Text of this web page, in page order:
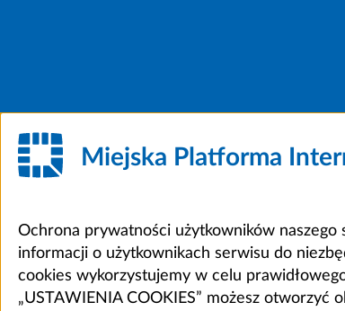
Miejska Platforma
Ochrona prywatności użytkowników naszego
informacji o użytkownikach serwisu do
cookies wykorzystujemy w celu
„USTAWIENIA COOKIES” możesz